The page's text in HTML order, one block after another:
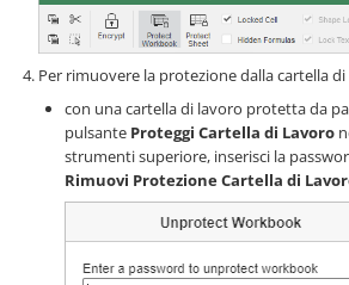
Per rimuovere la protezione dalla cartella
con una cartella di lavoro protetta da
pulsante Proteggi Cartella di Lavoro
strumenti superiore, inserisci la
Rimuovi Protezione Cartella di